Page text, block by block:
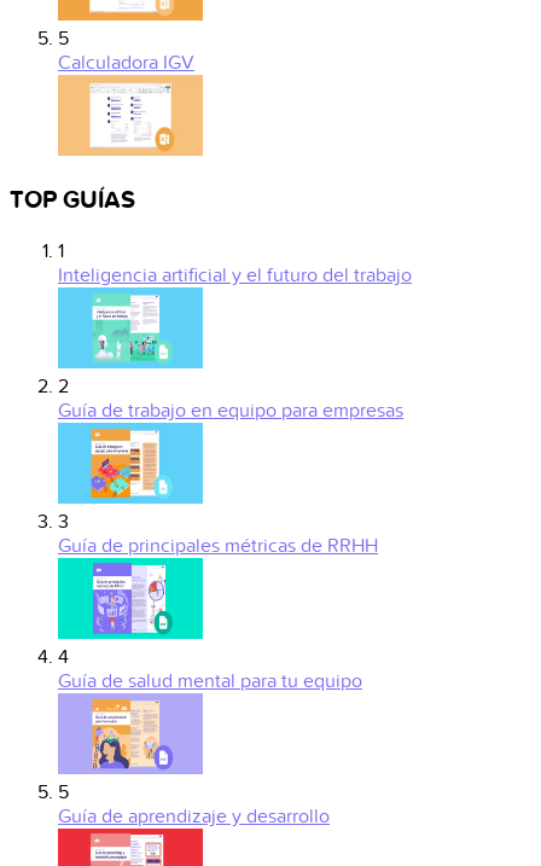
5
Calculadora IGV
TOP GUÍAS
1
Inteligencia artificial y el futuro del trabajo
2
Guía de trabajo en equipo para empresas
3
Guía de principales métricas de RRHH
4
Guía de salud mental para tu equipo
5
Guía de aprendizaje y desarrollo